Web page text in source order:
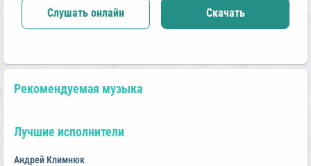
Слушать онлайн Скачать
Рекомендуемая музыка
Лучшие исполнители
Андрей Климнюк